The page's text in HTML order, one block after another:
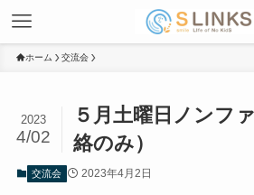
ホーム 交流会
５月土曜日ノンフ
絡のみ）
2023
4/02
交流会 2023年4月2日